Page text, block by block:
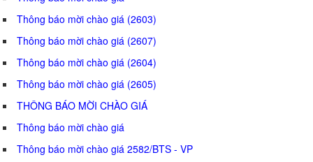
Thông báo mời chào giá (2603)
Thông báo mời chào giá (2607)
Thông báo mời chào giá (2604)
Thông báo mời chào giá (2605)
THÔNG BÁO MỜI CHÀO GIÁ
Thông báo mời chào giá
Thông báo mời chào giá 2582/BTS - VP